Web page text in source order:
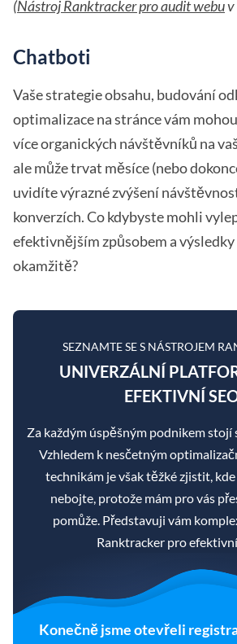
(Nástroj Ranktracker pro audit webuv
Chatboti
Vaše strategie obsahu, budování
optimalizace na stránce vám
více organických návštěvníků na
ale může trvat měsíce (nebo
uvidíte výrazné zvýšení
konverzích. Co kdybyste mohli
efektivnějším způsobem a
okamžitě?
SEZNAMTE SE S NÁSTROJEM
UNIVERZÁLNÍ
EFEKTIVNÍ
Za každým úspěšným podnikem stojí
Vzhledem k nesčetným
technikám je však těžké zjistit, kde
nebojte, protože mám pro vás
pomůže. Představuji vám
Ranktracker pro
Konečně jsme otevřeli